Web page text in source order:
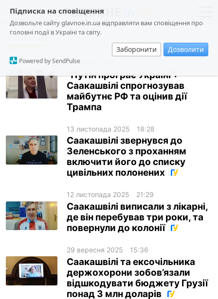
Підписка на сповіщення
Дозвольте сайту glavnoe.in.ua відправляти вам сповіщення про
головні події в Україні та світу.
Заборонити Дозволити
Powered by SendPulse
новини
про проєкт
суспільство
події
спорт
лонгріди
харків
архів
gambling
саакашвілі
10 липня 2026
“Путін програє Україні”:
Саакашвілі спрогнозував
майбутнє РФ та оцінив дії
Трампа
13 листопада 2025 18:28
Саакашвілі звернувся до
Зеленського з проханням
включити його до списку
цивільних полонених
12 листопада 2025 21:29
Саакашвілі виписали з лікарні,
де він перебував три роки, та
повернули до колонії
29 вересня 2025 15:36
Саакашвілі та ексочільника
держохорони зобов’язали
відшкодувати бюджету Грузії
понад 3 млн доларів